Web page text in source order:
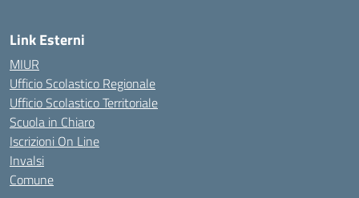
Link Esterni
MIUR
Ufficio Scolastico Regionale
Ufficio Scolastico Territoriale
Scuola in Chiaro
Iscrizioni On Line
Invalsi
Comune